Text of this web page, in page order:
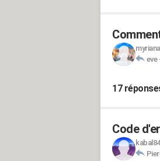
myriana
eve
17
Code